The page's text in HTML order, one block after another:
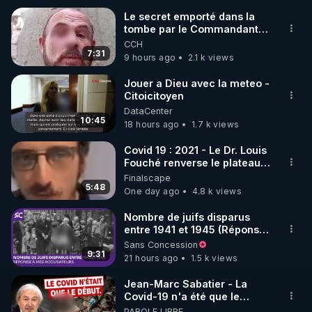
🌱 INSTAGRAM
https://www.instagram.com/rdlr_thierrycasasnovas/
http://rgnr.li/instagram
🌱 LA NEWSLETTER
Pour ne pas rater l’actualité RGNR (stages,
http://rgnr.li/news
🌱 VIDÉOS NON CENSURÉES SUR ODYSEE
Toutes les vidéos Youtube sont aussi sur la
http://rgnr.li/odysee
🌱 LES STAGES EN PRÉSENTIEL
7:31
Le secret emporté dans la
tombe par le Commandant
Cousteau le 25 juin 1997
CCH
9 hours ago
2.1 k views
10:45
Jouer a Dieu avec la meteo -
Citoicitoyen
DataCenter
18 hours ago
1.7 k views
5:48
Covid 19 : 2021 - Le Dr. Louis
Fouché renverse le plateau
de CNews !
Finalscape
One day ago
4.8 k views
9:31
Nombre de juifs disparus
entre 1941 et 1945 (Réponse
à mes accusateurs)
Sans Concession
21 hours ago
1.5 k views
Jean-Marc Sabatier - La
Covid-19 n'a été que le
début - L'ARNm & l'ARNm-aa